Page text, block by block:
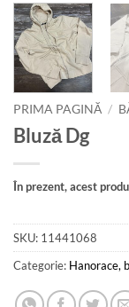
PRIMA PAGINĂ /
Bluză Dg
În prezent, acest
SKU: 11441068
Categorie: Hanorace,